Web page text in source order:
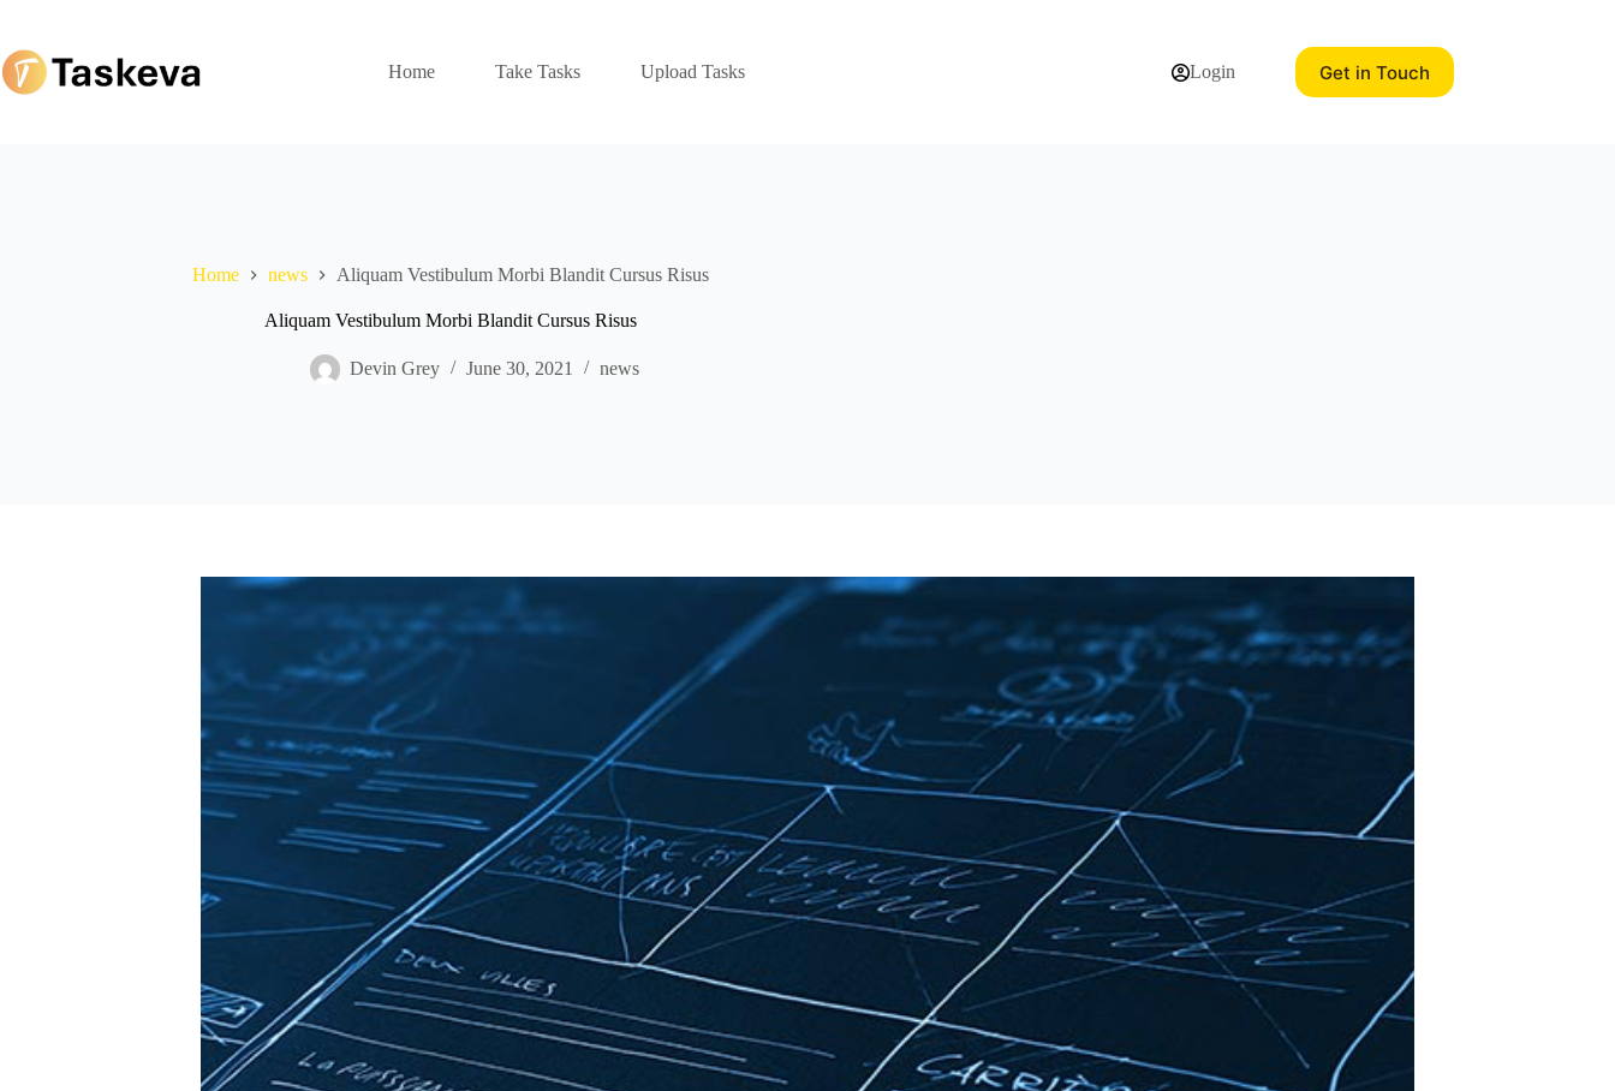
content
Home
Take Tasks Upload Tasks Login Get in Touch
Home news Aliquam Vestibulum Morbi Blandit Cursus Risus
Aliquam Vestibulum Morbi Blandit Cursus Risus
Devin Grey June 30, 2021 news